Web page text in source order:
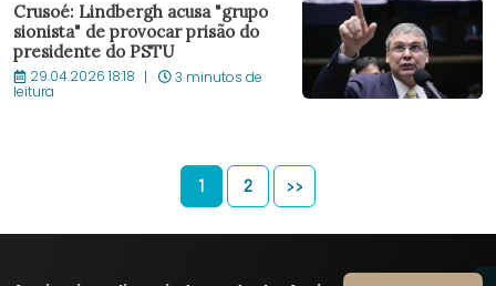
Crusoé: Lindbergh acusa "grupo
sionista" de provocar prisão do
presidente do PSTU
29.04.2026 18:18 3 minutos de
leitura
1 2 >>